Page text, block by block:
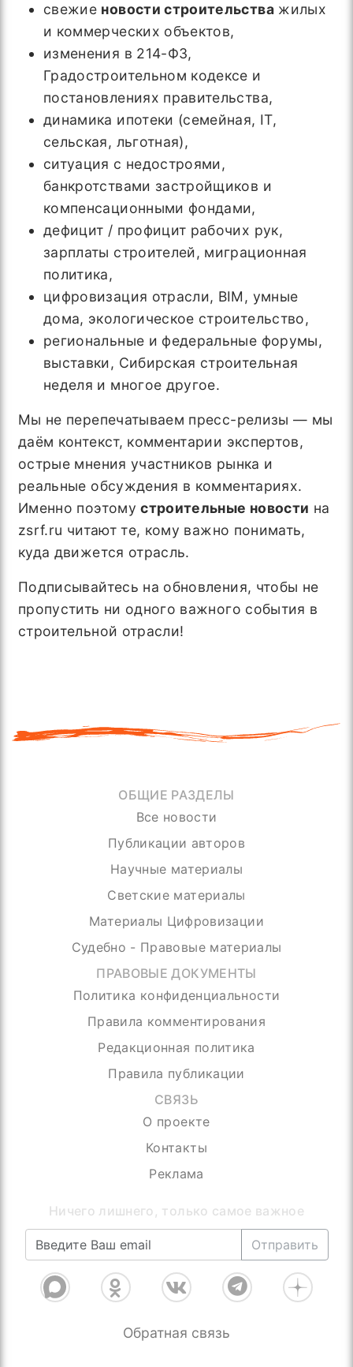
свежие новости строительстважилых
и коммерческих объектов,
изменения в 214-ФЗ,
Градостроительном кодексе и
постановлениях правительства,
динамика ипотеки (семейная, IT,
сельская, льготная),
ситуация с недостроями,
банкротствами застройщиков и
компенсационными фондами,
дефицит / профицит рабочих рук,
зарплаты строителей, миграционная
политика,
цифровизация отрасли, BIM, умные
дома, экологическое строительство,
региональные и федеральные форумы,
выставки, Сибирская строительная
неделя и многое другое.
Мы не перепечатываем пресс-релизы — мы
даём контекст, комментарии экспертов,
острые мнения участников рынка и
реальные обсуждения в комментариях.
Именно поэтомустроительные новости на
zsrf.ru читают те, кому важно понимать,
куда движется отрасль.
Подписывайтесь на обновления, чтобы не
пропустить ни одного важного события в
строительной отрасли!
ОБЩИЕ РАЗДЕЛЫ
Все новости
Публикации авторов
Научные материалы
Светские материалы
Материалы Цифровизации
Судебно - Правовые материалы
ПРАВОВЫЕ ДОКУМЕНТЫ
Политика конфиденциальности
Правила комментирования
Редакционная политика
Правила публикации
СВЯЗЬ
О проекте
Контакты
Реклама
Ничего лишнего, только самое важное
Отправить
Обратная связь